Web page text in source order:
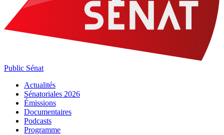
Public Sénat
Actualités
Sénatoriales 2026
Émissions
Documentaires
Podcasts
Programme